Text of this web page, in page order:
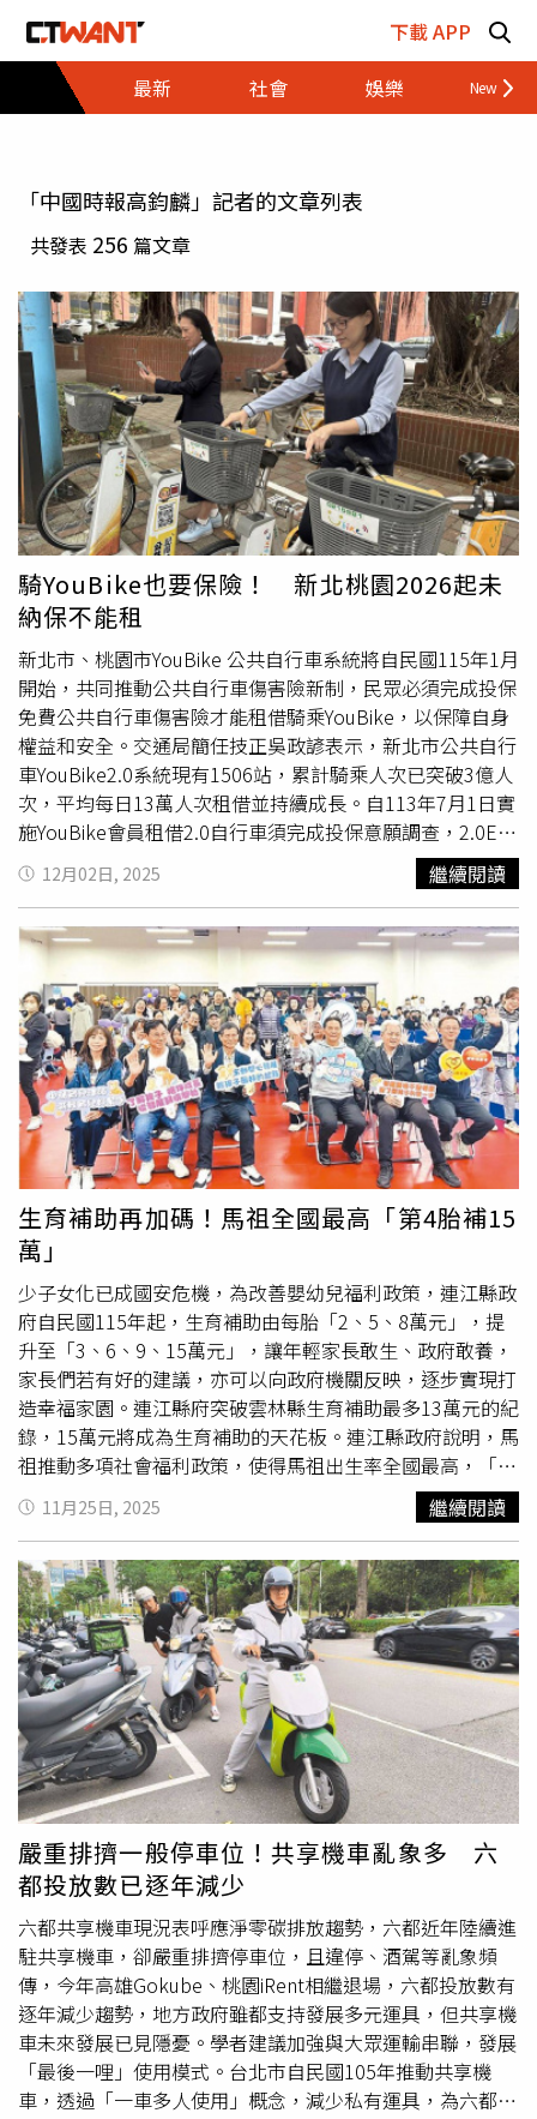
下載 APP
最新
社會 娛樂 財經
「中國時報高鈞麟」記者的文章列表
共發表 256 篇文章
騎YouBike也要保險！ 新北桃園2026起未
納保不能租
新北市、桃園市YouBike 公共自行車系統將自民國115年1月
開始，共同推動公共自行車傷害險新制，民眾必須完成投保
免費公共自行車傷害險才能租借騎乘YouBike，以保障自身
權益和安全。交通局簡任技正吳政諺表示，新北市公共自行
車YouBike2.0系統現有1506站，累計騎乘人次已突破3億人
次，平均每日13萬人次租借並持續成長。自113年7月1日實
施YouBike會員租借2.0自行車須完成投保意願調查，2.0E電
動輔助自行車需先投保免費公共自行車傷害險，才能租借。
公共自行車傷害險投保率也自64％ 提升至96％。吳政諺指
出，公共自行車傷害險由政府全額負擔保費，使用者完全免
費，建議民眾下載YouBike官方APP登錄會員至「公共自行
車傷害險」專區登錄資料，騎乘時如發生意外事故，造成死
亡、失能及住院時，可憑醫療單據等文件，向保險公司申請
理賠。去年7月至今年6月以來，新北市約有70件獲得理
賠，較前一年同期間43件提高約62％。交通局表示，自明
年1月起，新北市、桃園市共同推動YouBike公共自行車全
面納保制度，YouBike會員必須投保免費公共自行車傷害險
才能租借騎乘YouBike2.0和2.0E；也提醒使用信用卡租車的
臨時會員，在信用卡綁定租借流程時須一併填寫投保資料後
才可借車。交通局呼籲尚未投保的YouBike會員，請盡速於
YouBike官網或下載YouBike APP登錄會員後，於公共自行
車傷害險投保專區填寫資料，且登錄的資料務必與使用者為
同一人，以免喪失自身權益。
12月02日, 2025 繼續閱讀
生育補助再加碼！馬祖全國最高「第4胎補15
萬」
少子女化已成國安危機，為改善嬰幼兒福利政策，連江縣政
府自民國115年起，生育補助由每胎「2、5、8萬元」，提
升至「3、6、9、15萬元」，讓年輕家長敢生、政府敢養，
家長們若有好的建議，亦可以向政府機關反映，逐步實現打
造幸福家園。連江縣府突破雲林縣生育補助最多13萬元的紀
錄，15萬元將成為生育補助的天花板。連江縣政府說明，馬
祖推動多項社會福利政策，使得馬祖出生率全國最高，「連
江縣婦女生產補助自治條例」獲議會通過，將生育補助從原
有的「2、5、8萬元」，115年提高為「3、6、9、15萬
元」，第4胎以上15萬元，在政府推動下，113年實現公托
零排隊，有助於降低家庭育兒壓力，提升生育信心。連江縣
政府指出，連江縣人口總量少及老化指數高，但出生率相對
全台平均高，死亡率亦為全國最低之一；縣內人口持續正成
長，出生率112年全國第一、113年全國第二，顯示因育兒
政策與在地就學、就醫改善，使年輕家庭具有高度的生育意
願。從政府的少子女化對策方向來看，連江縣政府說，過去
以發放育兒津貼為主，減輕父母育兒的經濟負擔，也就是從
家長「需求端」的層面解決育嬰問題，現在則逐漸轉移到擴
大公共托育服務數量，增加公共化及準公共化的托育名額，
從「供給端」解決托育問題。連江縣長王忠銘表示，連江縣
112年是全國出生率最高的縣市，所有孩子都是家中寶貝，
也是馬祖未來的希望。此外，為提升公共托育收托量能，連
江縣政府自104年率先在東引開辦公托中心，陸續於106
年、109年及110年開辦南竿公托中心、東西莒公托家園與
北竿公托中心，「島島有公托」順利達標，讓年輕爸爸媽媽
可以安心就業。
11月25日, 2025 繼續閱讀
嚴重排擠一般停車位！共享機車亂象多 六
都投放數已逐年減少
六都共享機車現況表呼應淨零碳排放趨勢，六都近年陸續進
駐共享機車，卻嚴重排擠停車位，且違停、酒駕等亂象頻
傳，今年高雄Gokube、桃園iRent相繼退場，六都投放數有
逐年減少趨勢，地方政府雖都支持發展多元運具，但共享機
車未來發展已見隱憂。學者建議加強與大眾運輸串聯，發展
「最後一哩」使用模式。台北市自民國105年推動共享機
車，透過「一車多人使用」概念，減少私有運具，為六都最